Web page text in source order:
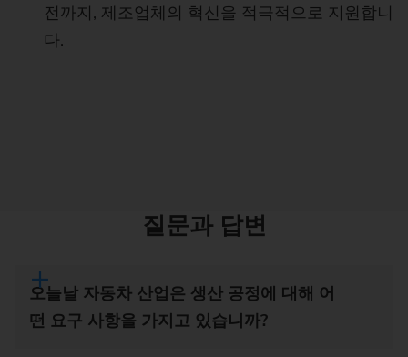
전까지, 제조업체의 혁신을 적극적으로 지원합니
다.
질문과 답변
오늘날 자동차 산업은 생산 공정에 대해 어
떤 요구 사항을 가지고 있습니까?